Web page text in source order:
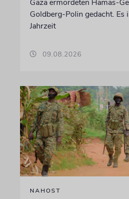
Gaza ermordeten Hamas-
Goldberg-Polin gedacht. Es
Jahrzeit
09.08.2026
NAHOST